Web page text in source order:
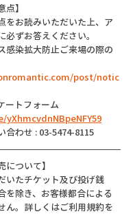
点】
をお読みいただいた上、ア
必ずお答えください。
感染拡大防止ご来場の際の
post/notic
ートフォーム
合わせ : 03-5474-8115
について】
いたチケット及び投げ銭
を除き、お客様都合による
ん。詳しくはご利用規約を